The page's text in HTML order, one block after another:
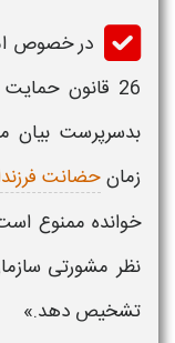
در خصوص
26 قانون
بدسرپرست بیان
زمانحضانت
خوانده ممنوع
نظر مشورتی
تشخیص دهد.»